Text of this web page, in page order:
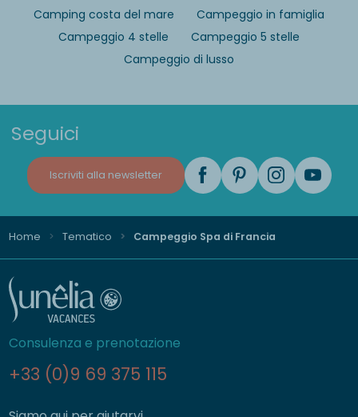
Camping costa del mare
Campeggio in famiglia
Campeggio 4 stelle
Campeggio 5 stelle
Campeggio di lusso
Seguici
Iscriviti alla newsletter
Home Tematico Campeggio Spa di Francia
Consulenza e prenotazione
+33 (0)9 69 375 115